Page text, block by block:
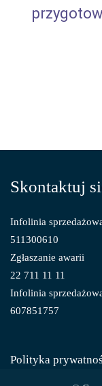
Skontaktuj
Infolinia
511300610
Zgłaszanie awarii
22 711 11 11
Infolinia
607851757
Polityka